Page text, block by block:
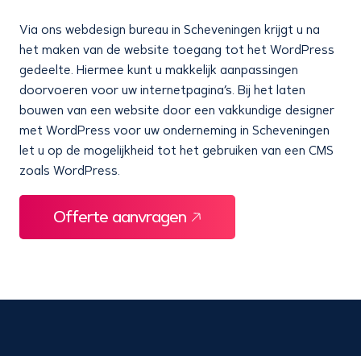
Via ons webdesign bureau in Scheveningen krijgt u na
het maken van de website toegang tot het WordPress
gedeelte. Hiermee kunt u makkelijk aanpassingen
doorvoeren voor uw internetpagina’s. Bij het laten
bouwen van een website door een vakkundige designer
met WordPress voor uw onderneming in Scheveningen
let u op de mogelijkheid tot het gebruiken van een CMS
zoals WordPress.
Offerte aanvragen